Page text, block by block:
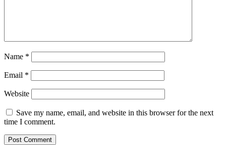
Name *
Email *
Website
Save my name, email, and website in this browser for the next
time I comment.